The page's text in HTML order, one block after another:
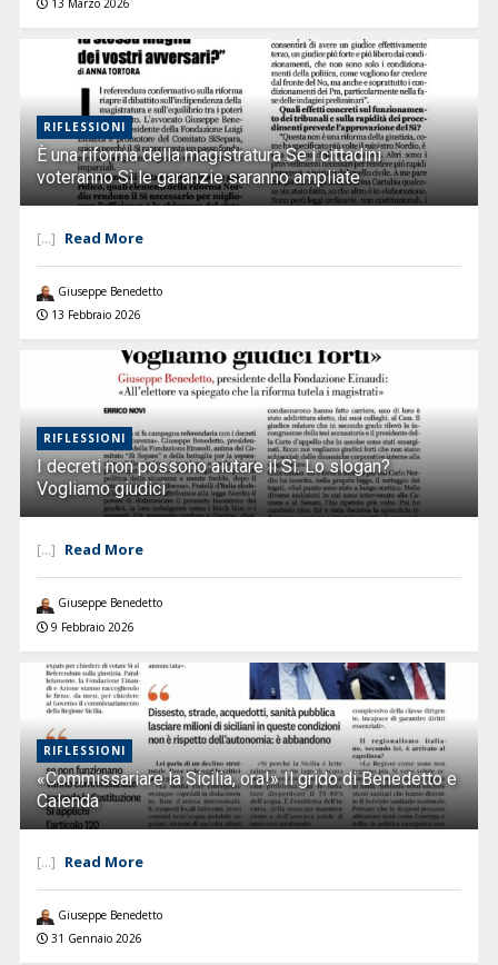
13 Marzo 2026
RIFLESSIONI
È una riforma della magistratura Se i cittadini
voteranno Sì le garanzie saranno ampliate
[...] Read More
Giuseppe Benedetto
13 Febbraio 2026
RIFLESSIONI
I decreti non possono aiutare il Sì. Lo slogan?
Vogliamo giudici
[...] Read More
Giuseppe Benedetto
9 Febbraio 2026
RIFLESSIONI
«Commissariare la Sicilia, ora!» Il grido di Benedetto e
Calenda
[...] Read More
Giuseppe Benedetto
31 Gennaio 2026